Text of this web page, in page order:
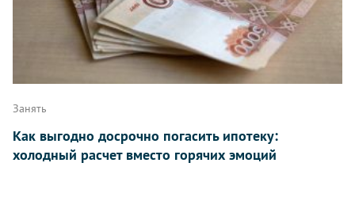
Занять
Как выгодно досрочно погасить ипотеку:
холодный расчет вместо горячих эмоций